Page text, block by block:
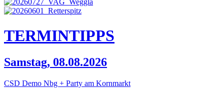
TERMINTIPPS
Samstag, 08.08.2026
CSD Demo Nbg + Party am Kornmarkt